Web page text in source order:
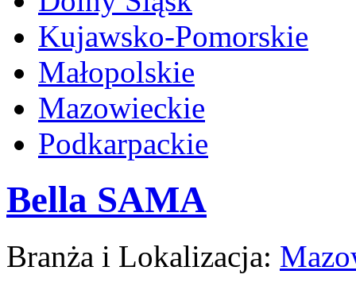
Kujawsko-Pomorskie
Małopolskie
Mazowieckie
Podkarpackie
Bella SAMA
Branża i Lokalizacja: